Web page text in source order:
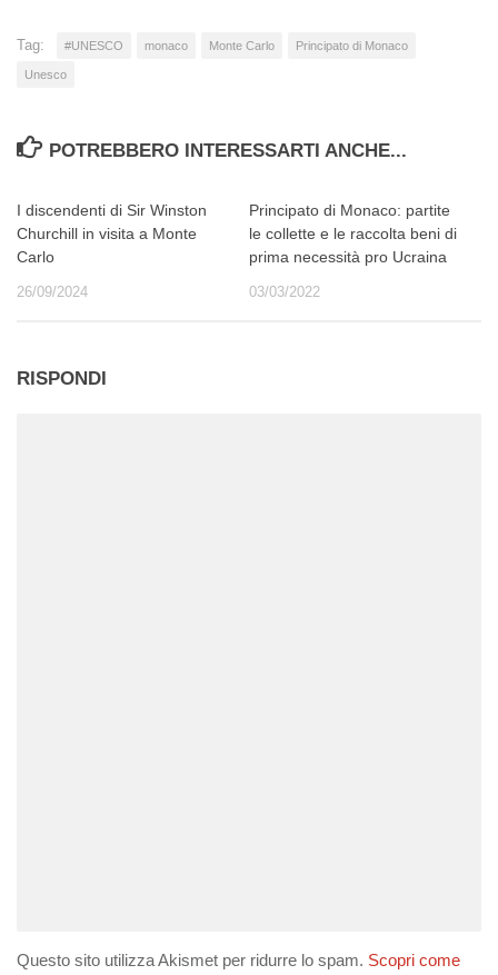
Tag: #UNESCO monaco Monte Carlo Principato di Monaco
Unesco
POTREBBERO INTERESSARTI ANCHE...
I discendenti di Sir Winston
Churchill in visita a Monte
Carlo
26/09/2024
Principato di Monaco: partite
le collette e le raccolta beni di
prima necessità pro Ucraina
03/03/2022
RISPONDI
Questo sito utilizza Akismet per ridurre lo spam. Scopri come